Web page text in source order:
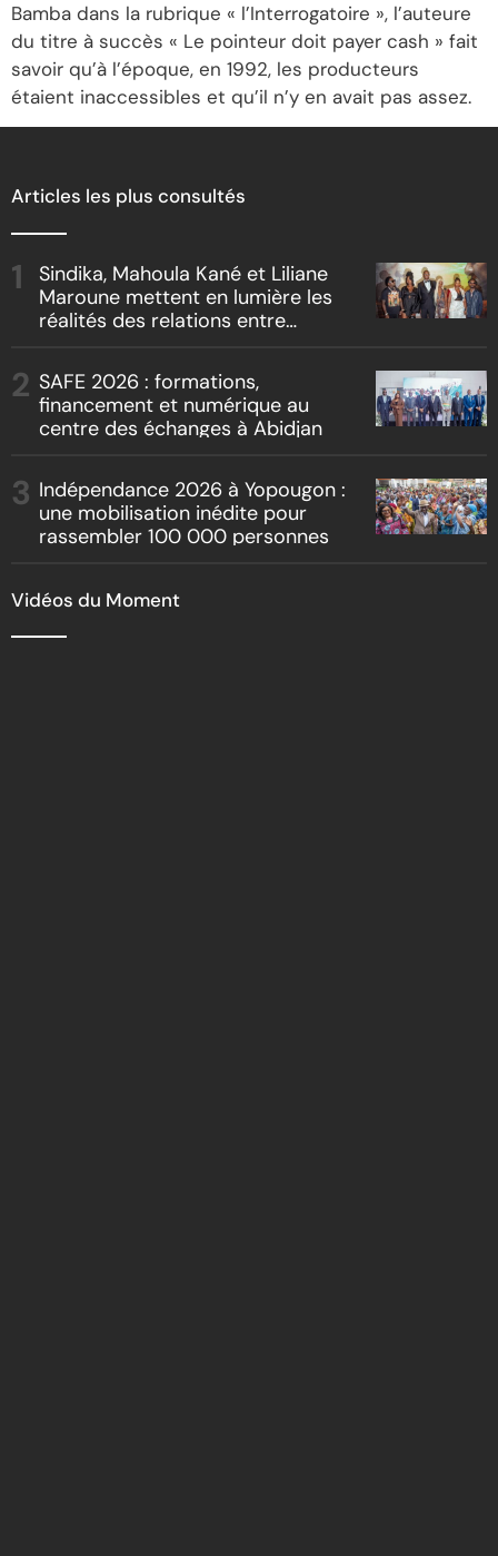
Bamba dans la rubrique « l’Interrogatoire », l’auteure
du titre à succès « Le pointeur doit payer cash » fait
savoir qu’à l’époque, en 1992, les producteurs
étaient inaccessibles et qu’il n’y en avait pas assez.
Articles les plus consultés
Sindika, Mahoula Kané et Liliane
Maroune mettent en lumière les
réalités des relations entre
« Boss vs Boss »
SAFE 2026 : formations,
financement et numérique au
centre des échanges à Abidjan
Indépendance 2026 à Yopougon :
une mobilisation inédite pour
rassembler 100 000 personnes
Vidéos du Moment